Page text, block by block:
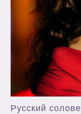
Русский